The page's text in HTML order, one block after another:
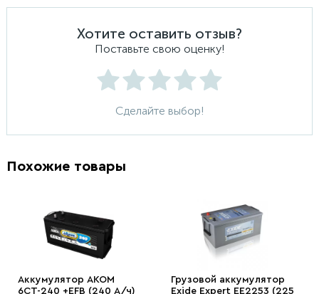
Хотите оставить отзыв?
Поставьте свою оценку!
Сделайте выбор!
Похожие товары
Аккумулятор AKOM
6СТ-240 +EFB (240 А/ч)
Грузовой аккумулятор
Exide Expert EE2253 (225